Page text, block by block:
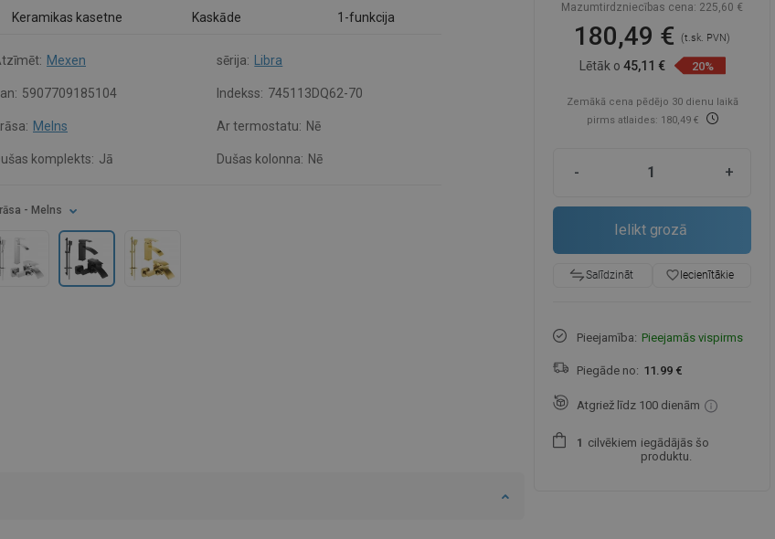
Keramikas kasetne Kaskāde 1-funkcija
Mexen sērija: Libra
5907709185104 Indekss: 745113DQ62-70
Melns Ar termostatu: Nē
komplekts: Jā Dušas kolonna: Nē
- Melns
Mazumtirdzniecības cena: 225,60 €
180,49 €(t.sk. PVN)
Lētāk o45,11 € 20%
Zemākā cena pēdējo 30 dienu laikā
pirms atlaides: 180,49 €
- +
Ielikt grozā
Salīdzināt favorite_borderIecienītākie
Pieejamība: Pieejamās vispirms
Piegāde no: 11.99 €
Atgriež līdz 100 dienām
1 cilvēkiem iegādājās šo
produktu.